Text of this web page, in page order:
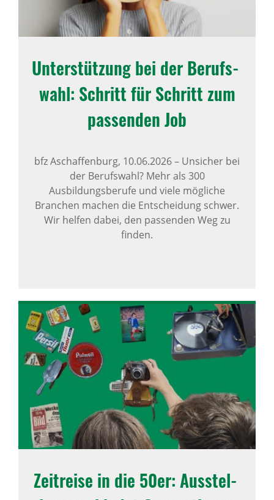
Unter­stüt­zung bei der Berufs­
wahl: Schritt für Schritt zum
passenden Job
bfz Aschaffenburg, 10.06.2026– Unsicher bei
der Berufswahl? Mehr als 300
Ausbildungsberufe und viele mögliche
Branchen machen die Entscheidung schwer.
Wir helfen dabei, den passenden Weg zu
finden.
Zeit­reise in die 50er: Ausstel­